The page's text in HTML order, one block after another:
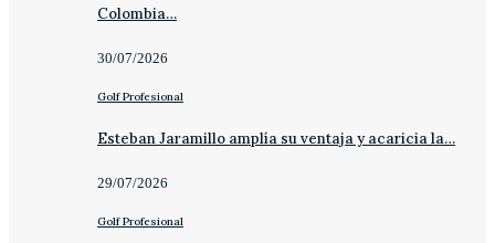
Colombia…
30/07/2026
Golf Profesional
Esteban Jaramillo amplía su ventaja y acaricia la…
29/07/2026
Golf Profesional